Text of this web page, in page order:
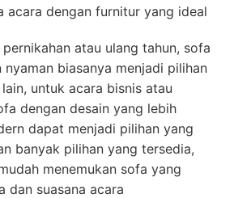
acara dengan furnitur yang ideal
atau ulang tahun, sofa
biasanya menjadi pilihan
untuk acara bisnis atau
dengan desain yang lebih
dapat menjadi pilihan yang
banyak pilihan yang tersedia,
menemukan sofa yang
dan suasana acara